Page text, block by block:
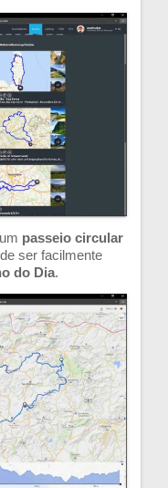
passeio circular
ser facilmente
do Dia.